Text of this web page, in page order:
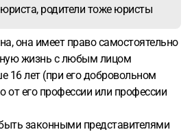
родители тоже юристы
она имеет право самостоятельно
жизнь с любым лицом
16 лет (при его добровольном
от его профессии или профессии
законными представителями